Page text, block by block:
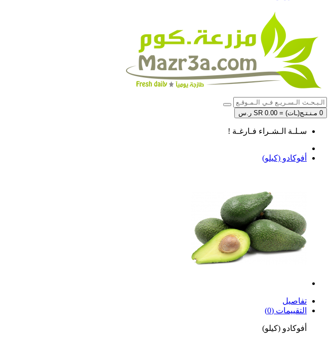
0 مـنـتـج(ـات) = SR 0.00 ر.س
سـلـة الـشـراء فـارغـة !
أفوكادو (كيلو)
تفاصيل
التقييمات (0)
أفوكادو (كيلو)